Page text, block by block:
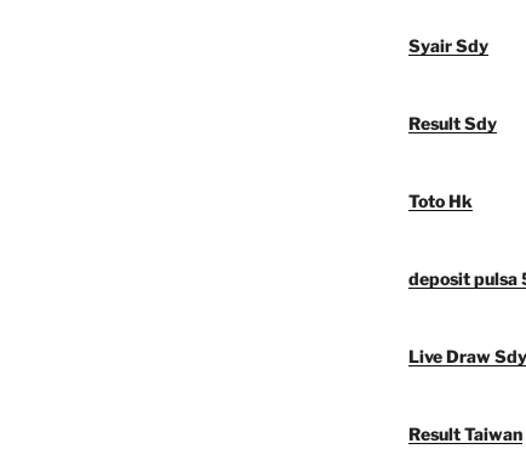
Syair Sdy
Result Sdy
Toto Hk
deposit pulsa
Live Draw Sdy
Result Taiwan